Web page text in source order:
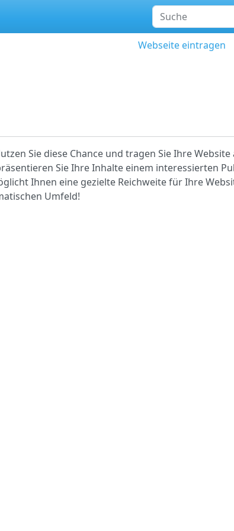
Webseite eintragen
Sie diese Chance und tragen Sie Ihre
Sie Ihre Inhalte einem interessierten
Ihnen eine gezielte Reichweite für Ihre
Umfeld!